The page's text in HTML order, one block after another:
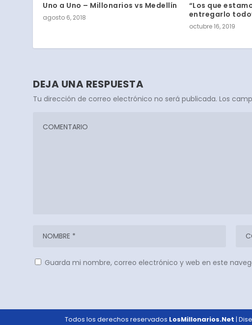
Uno a Uno – Millonarios vs Medellín
agosto 6, 2018
“Los que
entregarlo
octubre 16, 2019
DEJA UNA RESPUESTA
Tu dirección de correo electrónico no será publicada. Los
Guarda mi nombre, correo electrónico y web en este
Todos los derechos reservados LosMillonarios.Net |